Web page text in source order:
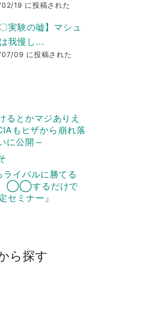
19 に投稿された
〇実験の嘘】マシュ
我慢し...
09 に投稿された
るとかマジありえ
もヒザから崩れ落
に公開～
ライバルに勝てる
◯◯するだけで
セミナー』
ら探す